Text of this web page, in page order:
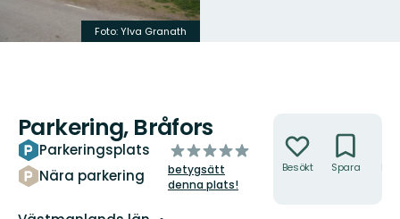
Foto: Ylva Granath
Parkering, Bråfors
Parkeringsplats
Nära parkering
av
5
stjärnor
betygsätt
denna plats!
Besökt Spara